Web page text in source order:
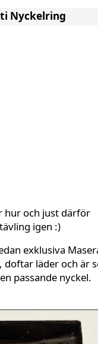
Nyckelring
hur och just därför
igen :)
exklusiva
doftar läder och är
passande nyckel.